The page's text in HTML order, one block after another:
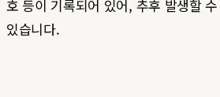
호 등이 기록되어 있어, 추후 발생할
있습니다.